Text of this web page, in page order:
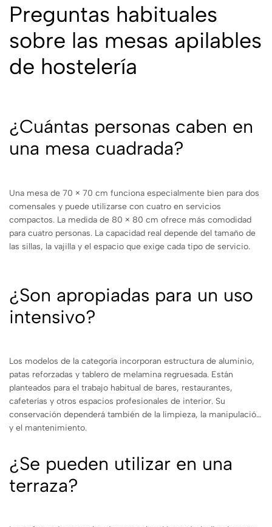
Preguntas habituales
sobre las mesas apilables
de hostelería
¿Cuántas personas caben en
una mesa cuadrada?
Una mesa de 70 × 70 cm funciona especialmente bien para dos
comensales y puede utilizarse con cuatro en servicios
compactos. La medida de 80 × 80 cm ofrece más comodidad
para cuatro personas. La capacidad real depende del tamaño de
las sillas, la vajilla y el espacio que exige cada tipo de servicio.
¿Son apropiadas para un uso
intensivo?
Los modelos de la categoría incorporan estructura de aluminio,
patas reforzadas y tablero de melamina regruesada. Están
planteados para el trabajo habitual de bares, restaurantes,
cafeterías y otros espacios profesionales de interior. Su
conservación dependerá también de la limpieza, la manipulación
y el mantenimiento.
¿Se pueden utilizar en una
terraza?